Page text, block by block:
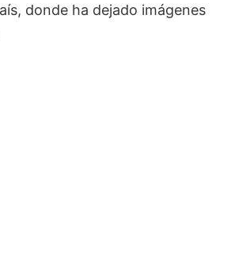
donde ha dejado imágenes